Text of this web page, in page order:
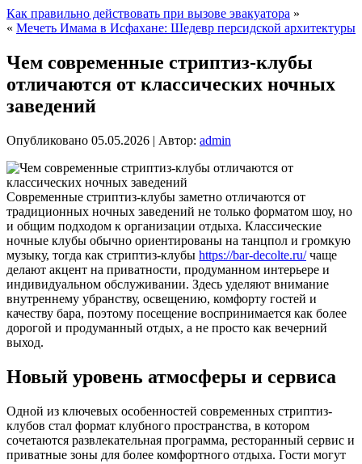
Как правильно действовать при вызове эвакуатора »
« Мечеть Имама в Исфахане: Шедевр персидской архитектуры
Чем современные стриптиз-клубы
отличаются от классических ночных
заведений
Опубликовано 05.05.2026 | Автор: admin
Современные стриптиз-клубы заметно отличаются от
традиционных ночных заведений не только форматом шоу, но
и общим подходом к организации отдыха. Классические
ночные клубы обычно ориентированы на танцпол и громкую
музыку, тогда как стриптиз-клубы https://bar-decolte.ru/чаще
делают акцент на приватности, продуманном интерьере и
индивидуальном обслуживании. Здесь уделяют внимание
внутреннему убранству, освещению, комфорту гостей и
качеству бара, поэтому посещение воспринимается как более
дорогой и продуманный отдых, а не просто как вечерний
выход.
Новый уровень атмосферы и сервиса
Одной из ключевых особенностей современных стриптиз-
клубов стал формат клубного пространства, в котором
сочетаются развлекательная программа, ресторанный сервис и
приватные зоны для более комфортного отдыха. Гости могут